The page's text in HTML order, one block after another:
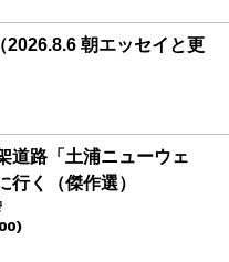
朝エッセイと更
道路「土浦ニューウェ
行く（傑作選）